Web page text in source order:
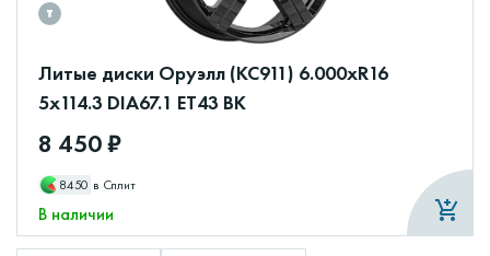
Литые диски Оруэлл (КС911) 6.000xR16
5x114.3 DIA67.1 ET43 BK
8 450 ₽
8450 в Сплит
В наличии